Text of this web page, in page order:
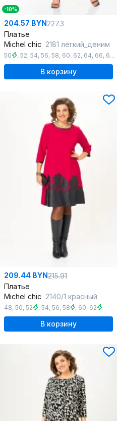
-10%
204.57 BYN227.3
Платье
Michel chic 2181 легкий_деним
50 , 52, 54, 56, 58, 60, 62, 64, 66, 68 ,
В корзину
68
209.44 BYN215.91
Платье
Michel chic 2140/1 красный
48, 50, 52 , 54, 56, 58 , 60, 62
В корзину